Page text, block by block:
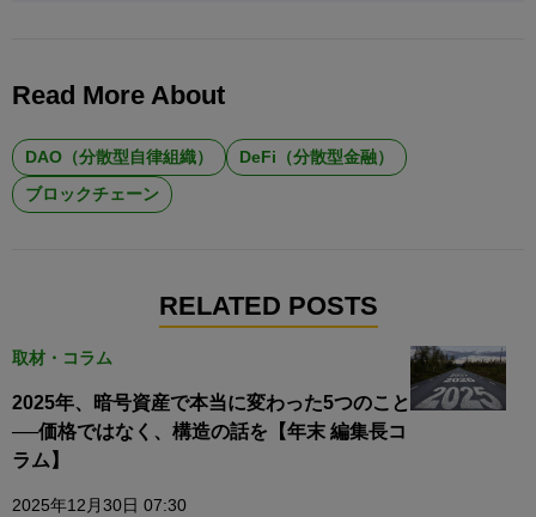
Read More About
DAO（分散型自律組織）
DeFi（分散型金融）
ブロックチェーン
RELATED POSTS
取材・コラム
2025年、暗号資産で本当に変わった5つのこと
──価格ではなく、構造の話を【年末 編集長コ
ラム】
2025年12月30日 07:30